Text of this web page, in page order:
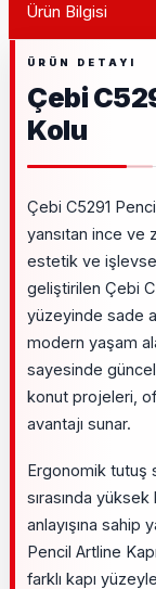
Ürün Bilgisi
Çebi
Kolu
Çebi C5291
yansıtan ince ve
estetik ve
geliştirilen Çebi
yüzeyinde sade
modern yaşam
sayesinde
konut projeleri,
avantajı sunar.
Ergonomik tutuş
sırasında
anlayışına sahip
Pencil Artline
farklı kapı